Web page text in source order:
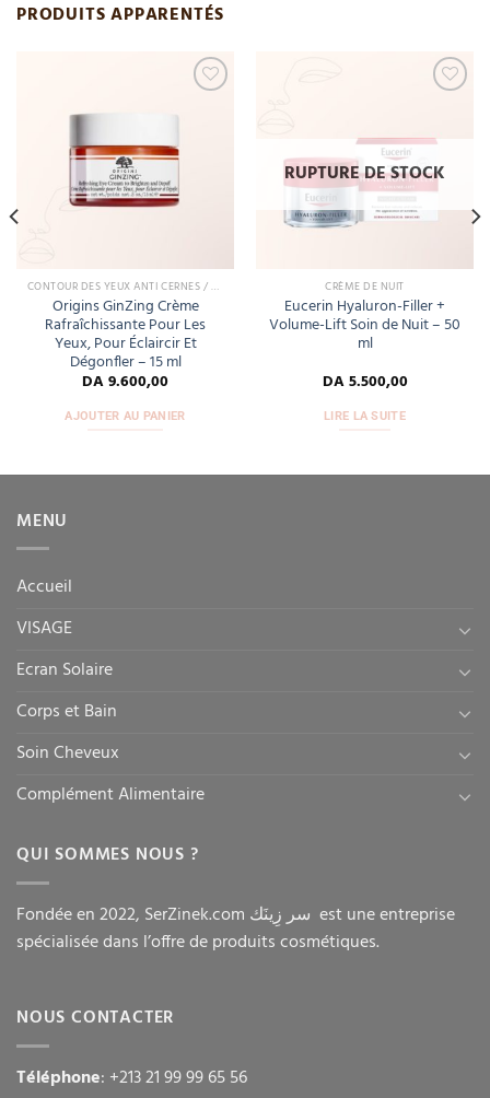
PRODUITS APPARENTÉS
CONTOUR DES YEUX ANTI CERNES / ANTI POCHES
Origins GinZing Crème
Rafraîchissante Pour Les
Yeux, Pour Éclaircir Et
Dégonfler – 15 ml
DA9.600,00
AJOUTER AU PANIER
wishlist
RUPTURE DE STOCK
CRÈME DE NUIT
Eucerin Hyaluron-Filler +
Volume-Lift Soin de Nuit – 50
ml
DA5.500,00
LIRE LA SUITE
MENU
Accueil
VISAGE
Ecran Solaire
Corps et Bain
Soin Cheveux
Complément Alimentaire
QUI SOMMES NOUS ?
Fondée en 2022, SerZinek.com سر زِينَك est une entreprise
spécialisée dans l’offre de produits cosmétiques.
NOUS CONTACTER
Téléphone: +213 21 99 99 65 56